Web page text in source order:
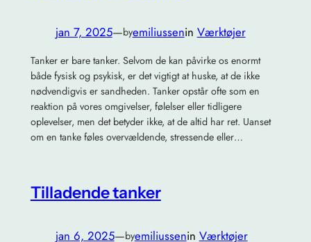
jan 7, 2025—byemiliussenin Værktøjer
Tanker er bare tanker. Selvom de kan påvirke os enormt
både fysisk og psykisk, er det vigtigt at huske, at de ikke
nødvendigvis er sandheden. Tanker opstår ofte som en
reaktion på vores omgivelser, følelser eller tidligere
oplevelser, men det betyder ikke, at de altid har ret. Uanset
om en tanke føles overvældende, stressende eller…
Tilladende tanker
jan 6, 2025—byemiliussenin Værktøjer